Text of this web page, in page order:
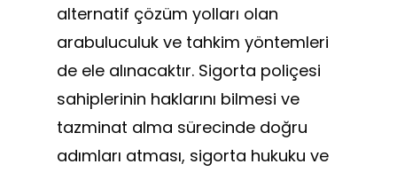
alternatif çözüm yolları olan
arabuluculuk ve tahkim yöntemleri
de ele alınacaktır. Sigorta poliçesi
sahiplerinin haklarını bilmesi ve
tazminat alma sürecinde doğru
adımları atması, sigorta hukuku ve